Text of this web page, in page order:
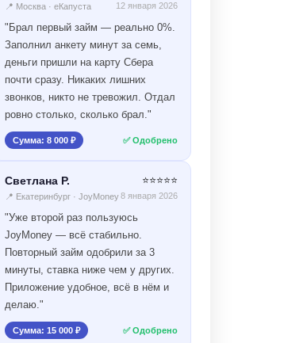
📍 Москва · еКапуста 12 января 2026
"Брал первый займ — реально 0%.
Заполнил анкету минут за семь,
деньги пришли на карту Сбера
почти сразу. Никаких лишних
звонков, никто не тревожил. Отдал
ровно столько, сколько брал."
Сумма: 8 000 ₽ ✅ Одобрено
Светлана Р.
📍 Екатеринбург · JoyMoney
⭐⭐⭐⭐⭐
8 января 2026
"Уже второй раз пользуюсь
JoyMoney — всё стабильно.
Повторный займ одобрили за 3
минуты, ставка ниже чем у других.
Приложение удобное, всё в нём и
делаю."
Сумма: 15 000 ₽ ✅ Одобрено